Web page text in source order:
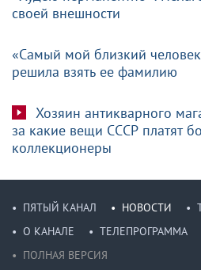
своей внешности
«Самый мой близкий
решила взять ее фамилию
Хозяин антикварного
за какие вещи СССР платят
коллекционеры
ПЯТЫЙ КАНАЛ НОВОСТИ
О КАНАЛЕ
ТЕЛЕПРОГРАММА
ПОЛНАЯ ВЕРСИЯ